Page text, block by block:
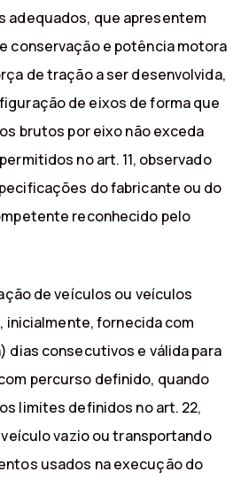
adequados, que apresentem
conservação e potência motora
de tração a ser desenvolvida,
de eixos de forma que
brutos por eixo não exceda
no art. 11, observado
do fabricante ou do
reconhecido pelo
de veículos ou veículos
inicialmente, fornecida com
dias consecutivos e válida para
percurso definido, quando
limites definidos no art. 22,
vazio ou transportando
usados na execução do